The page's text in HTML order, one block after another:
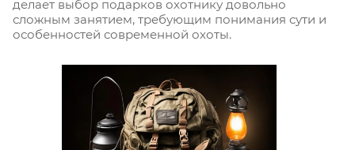
делает выбор подарков охотнику довольно
сложным занятием, требующим понимания сути и
особенностей современной охоты.